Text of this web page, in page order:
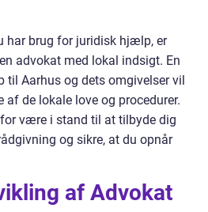
har brug for juridisk hjælp, er
advokat med lokal indsigt. En
til Aarhus og dets omgivelser vil
af de lokale love og procedurer.
være i stand til at tilbyde dig
og sikre, at du opnår
af Advokat